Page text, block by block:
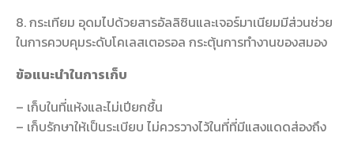
8. กระเทียม อุดมไปด้วยสารอัลลิซินและเจอร์มาเนียมมีส่วนช่วย
ในการควบคุมระดับโคเลสเตอรอล กระตุ้นการทำงานของสมอง
ข้อแนะนำในการเก็บ
– เก็บในที่แห้งและไม่เปียกชื้น
– เก็บรักษาให้เป็นระเบียบ ไม่ควรวางไว้ในที่ที่มีแสงแดดส่องถึง